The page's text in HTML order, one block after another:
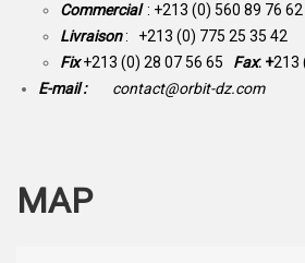
Commercial : +213 (0) 560 89 76 62
Livraison: +213 (0) 775 25 35 42
Fix +213 (0) 28 07 56 65 Fax: +213
E-mail :
contact@orbit-dz.com
MAP